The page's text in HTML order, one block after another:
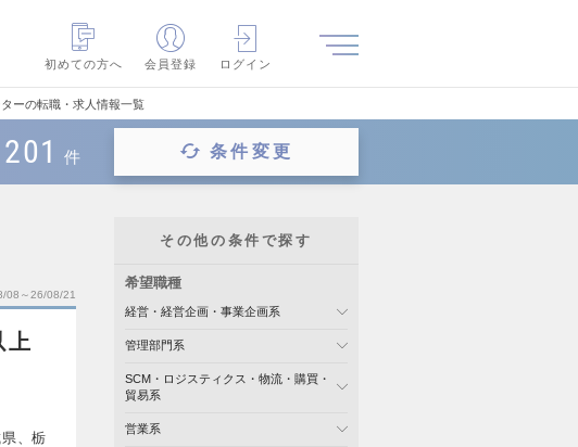
初めての方へ
会員登録 ログイン
ーの転職・求人情報一覧
201 件 条件変更
08～26/08/21
上
、栃
その他の条件で探す
希望職種
経営・経営企画・事業企画系
管理部門系
SCM・ロジスティクス・物流・購買・
貿易系
営業系